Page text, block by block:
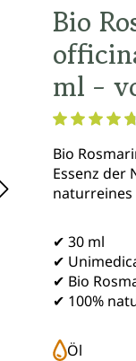
Bio
ml -
Bio
Essenz der
naturreines
✔ 30 ml
✔
✔ Bio
✔ 100%
Öl